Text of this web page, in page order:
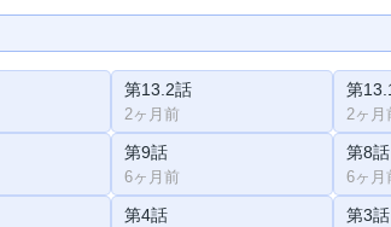
第13.2話
2ヶ月前
第
2ヶ月
第9話
6ヶ月前
第8話
6ヶ月
第4話 第3話